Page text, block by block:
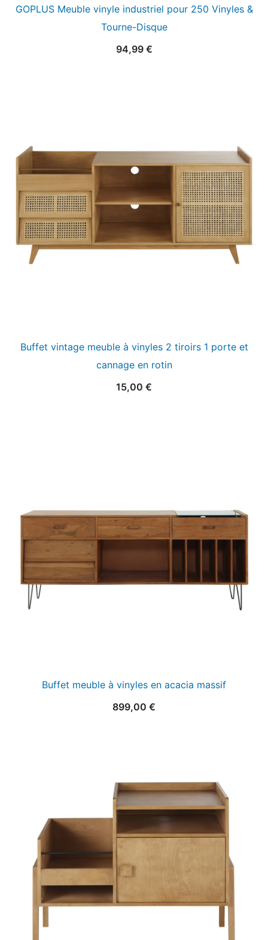
GOPLUS Meuble vinyle industriel pour 250 Vinyles &
Tourne-Disque
94,99 €
Buffet vintage meuble à vinyles 2 tiroirs 1 porte et
cannage en rotin
15,00 €
Buffet meuble à vinyles en acacia massif
899,00 €